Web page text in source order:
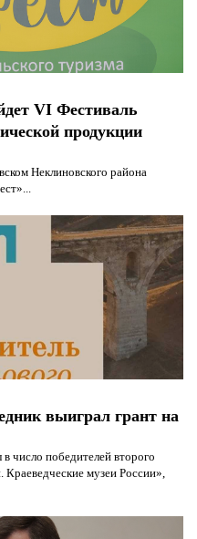
VI Фестиваль
продукции
Неклиновского района
выиграл грант на
число победителей второго
музеи России»,
и
и